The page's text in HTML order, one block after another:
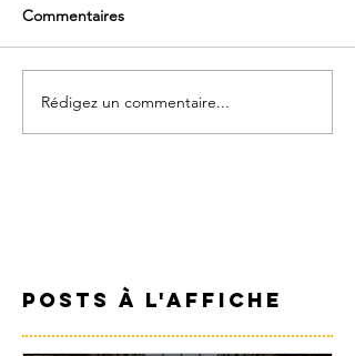
Commentaires
Rédigez un commentaire...
Posts à l'affiche